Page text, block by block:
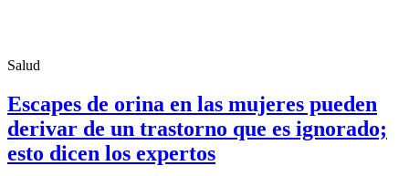
Salud
Escapes de orina en las mujeres pueden
derivar de un trastorno que es ignorado;
esto dicen los expertos